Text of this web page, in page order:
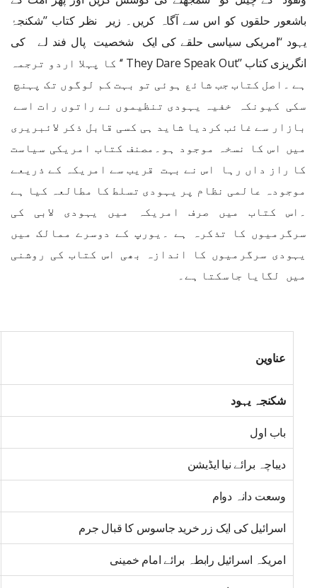
باشعور حلقوں کو اس سے آگاہ کریں۔ زیر نظر کتاب ’’شکنجۂ
یہود ‘‘امریکی سیاسی حلقے کی ایک شخصیت پال فند لے کی
انگریزی کتاب ’’They Dare Speak Out ‘‘ کا پہلا اردو ترجمہ
ہے ۔اصل کتاب جب شائع ہوئی تو بہت کم لوگوں تک پہنچ
سکی کیونکہ خفیہ یہودی تنظیموں نے راتوں رات اسے
بازار سے غائب کردیا شاید ہی کسی قابل ذکر لائبریری
میں اس کا نسخہ موجود ہو۔مصنف کتاب امریکی سیاست
کا راز داں رہا اس نے بہت قریب سے امریکہ کے ذریعے
موجودہ عالمی نظام پر یہودی تسلط کا مطالعہ کیا ہے
۔اس کتاب میں صرف امریکہ میں یہودی لابی کی
سرگرمیوں کا تذکرہ ہے ۔یورپ کے دوسرے ممالک میں
یہودی سرگرمیوں کا اندازہ بھی اس کتاب کی روشنی
میں لگایا جاسکتا ہے۔
عناوین
شکنجہ یہود
باب اول
دیباچہ برائے نیا ایڈیشن
وسعت دانہ دوام
اسرائیل کی ایک زر خرید جاسوس کا قبال جرم
امریکہ اسرائیل رابطہ برائے امام خمینی